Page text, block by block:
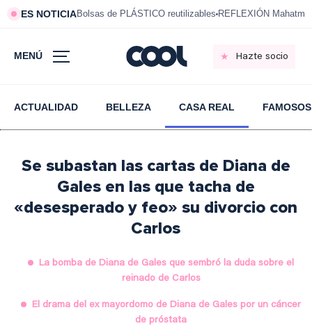
ES NOTICIABolsas de PLÁSTICO reutilizables REFLEXIÓN
MENÚ Hazte socio
ACTUALIDAD BELLEZA CASA REAL FAMOSOS
Se subastan las cartas de Diana de
Gales en las que tacha de
«desesperado y feo» su divorcio con
Carlos
La bomba de Diana de Gales que sembró la duda sobre el
reinado de Carlos
El drama del ex mayordomo de Diana de Gales por un cáncer
de próstata